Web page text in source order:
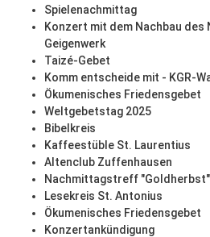
Spielenachmittag
Konzert mit dem Nachbau des
Geigenwerk
Taizé-Gebet
Komm entscheide mit - KGR-
Ökumenisches Friedensgebet
Weltgebetstag 2025
Bibelkreis
Kaffeestüble St. Laurentius
Altenclub Zuffenhausen
Nachmittagstreff "Goldherbst"
Lesekreis St. Antonius
Ökumenisches Friedensgebet
Konzertankündigung